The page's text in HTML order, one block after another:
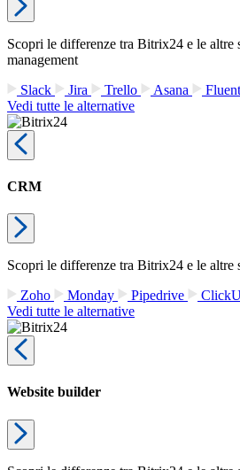
Scopri le differenze tra Bitrix24 e le altre
management
Slack
Jira Trello Asana
Vedi tutte le alternative
CRM
Scopri le differenze tra Bitrix24 e le
Zoho
Monday Pipedrive
Vedi tutte le alternative
Website builder